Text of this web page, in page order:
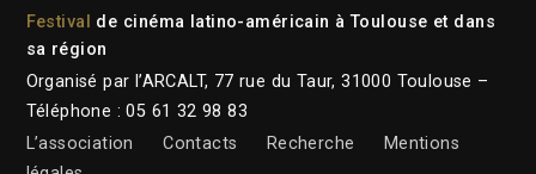
Festival de cinéma latino-américain à Toulouse et dans
sa région
Organisé par l’ARCALT, 77 rue du Taur, 31000 Toulouse –
Téléphone : 05 61 32 98 83
L’association
Contacts Recherche
Mentions